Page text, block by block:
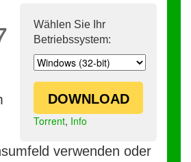
Wählen Sie Ihr
Betriebssystem:
DOWNLOAD
Torrent, Info
verwenden oder